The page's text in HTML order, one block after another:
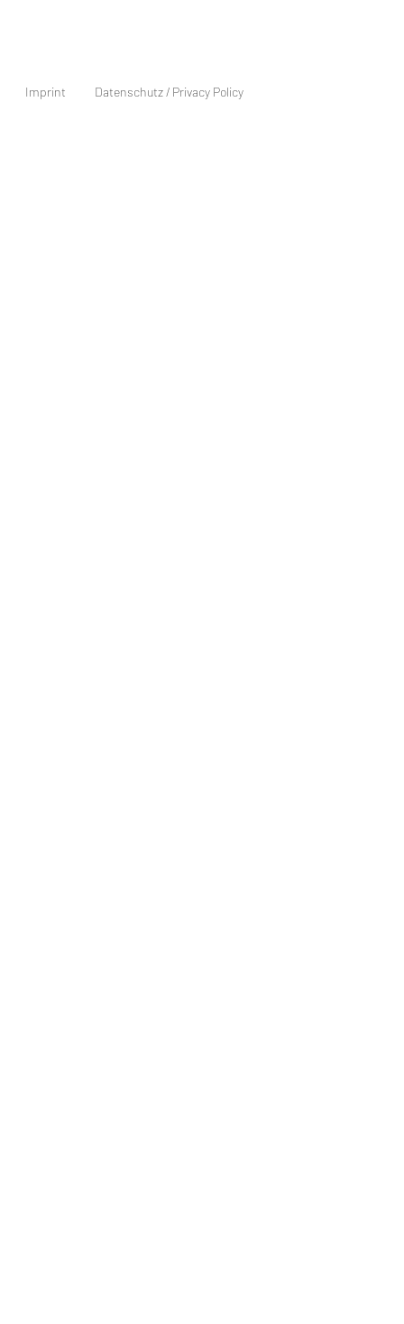
Imprint Datenschutz / Privacy Policy